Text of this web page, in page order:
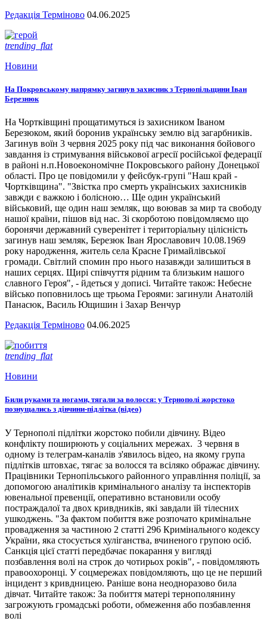
Редакція Терміново 04.06.2025
trending_flat
Новини
На Покровському напрямку загинув захисник з Тернопільщини Іван
Березнюк
На Чортківщині прощатимуться із захисником Іваном
Березюком, який боронив українську землю від загарбників.
Загинув воїн 3 червня 2025 року під час виконання бойового
завдання із стримування військової агресії російської федерації
в районі н.п.Новоекономічне Покровського району Донецької
області. Про це повідомили у фейсбук-групі "Наш край -
Чортківщина". "Звістка про смерть українських захисників
завжди є важкою і болісною… Ще один український
військовий, ще один наш земляк, що воював за мир та свободу
нашої країни, пішов від нас. Зі скорботою повідомляємо що
боронячи державний суверенітет і територіальну цілісність
загинув наш земляк, Березюк Іван Ярославович 10.08.1969
року народження, житель села Красне Гримайлівської
громади. Світлий спомин про нього назавжди залишиться в
наших серцях. Щирі співчуття рідним та близьким нашого
славного Героя", - йдеться у дописі. Читайте також: Небесне
військо поповнилось ще трьома Героями: загинули Анатолій
Панасюк, Василь Ющишин і Захар Венчур
Редакція Терміново 04.06.2025
trending_flat
Новини
Били руками та ногами, тягали за волосся: у Тернополі жорстоко
познущались з дівчини-підлітка (відео)
У Тернополі підлітки жорстоко побили дівчину. Відео
конфлікту поширюють у соціальних мережах. 3 червня в
одному із телеграм-каналів з'явилось відео, на якому група
підлітків штовхає, тягає за волосся та всіляко ображає дівчину.
Працівники Тернопільського районного управління поліції, за
допомогою аналітиків кримінального аналізу та інспекторів
ювенальної превенції, оперативно встановили особу
постраждалої та двох кривдників, які завдали їй тілесних
ушкоджень. "За фактом побиття вже розпочато кримінальне
провадження за частиною 2 статті 296 Кримінального кодексу
України, яка стосується хуліганства, вчиненого групою осіб.
Санкція цієї статті передбачає покарання у вигляді
позбавлення волі на строк до чотирьох років", - повідомляють
правоохоронці. У соцмережах повідомляють, що це не перший
інцидент з кривдницею. Раніше вона неодноразово била
дівчат. Читайте також: За побиття матері тернополянину
загрожують громадські роботи, обмеження або позбавлення
волі